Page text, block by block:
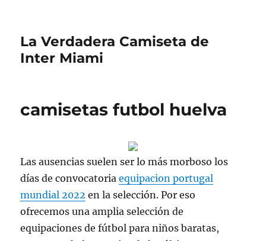
La Verdadera Camiseta de
Inter Miami
camisetas futbol huelva
Las ausencias suelen ser lo más morboso los
días de convocatoriaequipacion portugal
mundial 2022 en la selección. Por eso
ofrecemos una amplia selección de
equipaciones de fútbol para niños baratas,